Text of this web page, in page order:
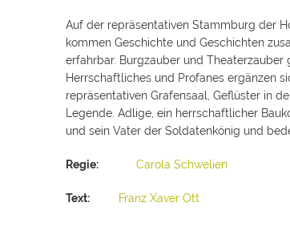
Auf der repräsentativen Stammburg der
kommen Geschichte und Geschichten
erfahrbar. Burgzauber und Theaterzauber
Herrschaftliches und Profanes ergänzen
repräsentativen Grafensaal, Geflüster in
Legende. Adlige, ein herrschaftlicher
und sein Vater der Soldatenkönig und
Regie: Carola Schwelien
Text: Franz Xaver Ott